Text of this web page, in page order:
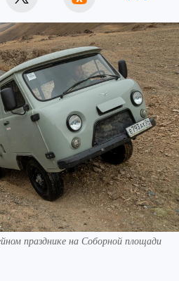
празднике на Соборной площади